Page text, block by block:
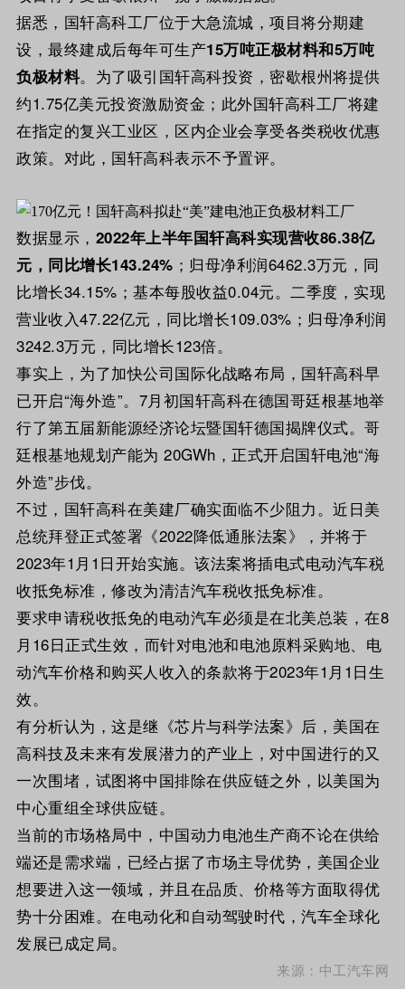
据悉，国轩高科工厂位于大急流城，项目将分期建
设，最终建成后每年可生产15万吨正极材料和5万吨
负极材料。为了吸引国轩高科投资，密歇根州将提供
约1.75亿美元投资激励资金；此外国轩高科工厂将建
在指定的复兴工业区，区内企业会享受各类税收优惠
政策。对此，国轩高科表示不予置评。
数据显示， 2022年上半年国轩高科实现营收86.38亿
元，同比增长143.24% ；归母净利润6462.3万元，同
比增长34.15%；基本每股收益0.04元。二季度，实现
营业收入47.22亿元，同比增长109.03%；归母净利润
3242.3万元，同比增长123倍。
事实上，为了加快公司国际化战略布局，国轩高科早
已开启“海外造”。7月初国轩高科在德国哥廷根基地举
行了第五届新能源经济论坛暨国轩德国揭牌仪式。哥
廷根基地规划产能为 20GWh，正式开启国轩电池“海
外造”步伐。
不过，国轩高科在美建厂确实面临不少阻力。近日美
总统拜登正式签署《2022降低通胀法案》，并将于
2023年1月1日开始实施。该法案将插电式电动汽车税
收抵免标准，修改为清洁汽车税收抵免标准。
要求申请税收抵免的电动汽车必须是在北美总装，在8
月16日正式生效，而针对电池和电池原料采购地、电
动汽车价格和购买人收入的条款将于2023年1月1日生
效。
有分析认为，这是继《芯片与科学法案》后，美国在
高科技及未来有发展潜力的产业上，对中国进行的又
一次围堵，试图将中国排除在供应链之外，以美国为
中心重组全球供应链。
当前的市场格局中，中国动力电池生产商不论在供给
端还是需求端，已经占据了市场主导优势，美国企业
想要进入这一领域，并且在品质、价格等方面取得优
势十分困难。在电动化和自动驾驶时代，汽车全球化
发展已成定局。
来源：中工汽车网